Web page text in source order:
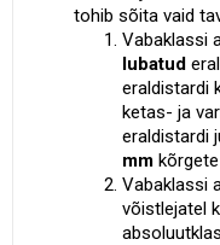
tohib sõita vaid
Vabaklassi
lubatud
eraldistardi
ketas- ja
eraldistardi
mm
Vabaklassi
võistlejatel